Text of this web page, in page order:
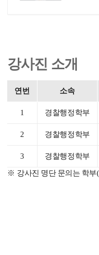
강사진 소개
연번 소속
1 경찰행정학부
2 경찰행정학부
3 경찰행정학부
강사진 명단 문의는 학